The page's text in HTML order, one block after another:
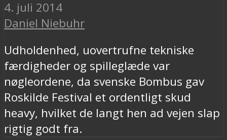
4. juli 2014
Daniel Niebuhr
Udholdenhed, uovertrufne tekniske
færdigheder og spilleglæde var
nøgleordene, da svenske Bombus gav
Roskilde Festival et ordentligt skud
heavy, hvilket de langt hen ad vejen slap
rigtig godt fra.